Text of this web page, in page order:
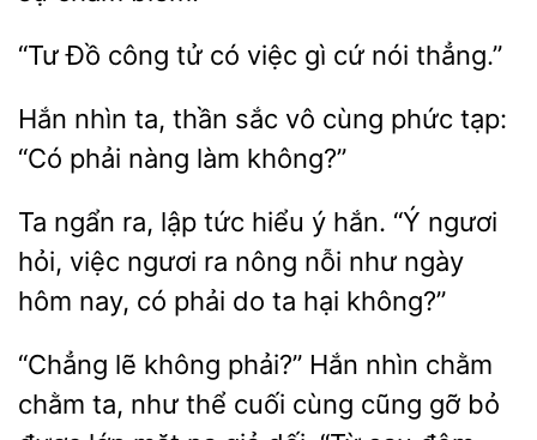
“Tư công có gì cứ nói thẳng.”
thần sắc vô cùng phức tạp:
“Có phải nàng làm không?”
Ta ngẩn ra, lập tức hiểu ý hắn. “Ý
hỏi, việc ngươi ra nông nỗi như ngày
hôm
phải do ta hại không?”
“Chẳng lẽ không phải?” Hắn nhìn chằm
chằm ta, như thể cuối cùng cũng gỡ bỏ